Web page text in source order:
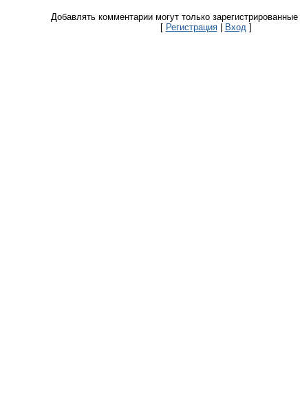
Добавлять комментарии могут только
[ Регистрация| Вход]